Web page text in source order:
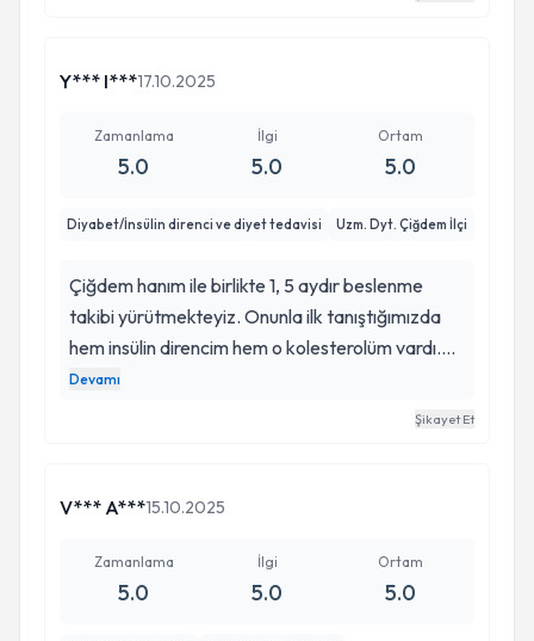
Y*** I***17.10.2025
Zamanlama
5.0
İlgi
5.0
Ortam
5.0
Diyabet/İnsülin direnci ve diyet tedavisi Uzm. Dyt. Çiğdem İlçi
Çiğdem hanım ile birlikte 1, 5 aydır beslenme
takibi yürütmekteyiz. Onunla ilk tanıştığımızda
hem insülin direncim hem o kolesterolüm vardı.
Tahlillerimde yüksekti. Ayrıca kilo problemimde
diyetisyen kendisine bu süreç boyunca bana
Devamı
Şikayet Et
V*** A***15.10.2025
Zamanlama
5.0
İlgi
5.0
Ortam
5.0